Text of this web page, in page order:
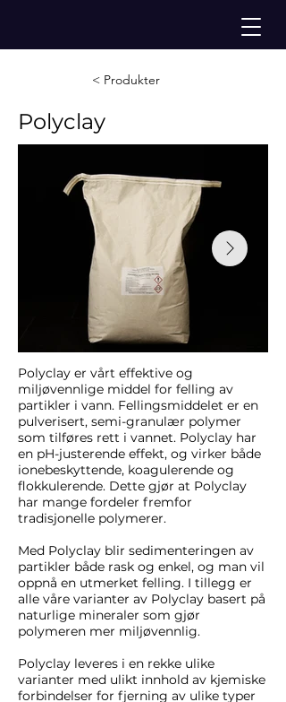
< Produkter
Polyclay
Polyclay er vårt effektive og
miljøvennlige middel for felling av
partikler i vann. Fellingsmiddelet er en
pulverisert, semi-granulær polymer
som tilføres rett i vannet. Polyclay har
en pH-justerende effekt, og virker både
ionebeskyttende, koagulerende og
flokkulerende. Dette gjør at Polyclay
har mange fordeler fremfor
tradisjonelle polymerer.
Med Polyclay blir sedimenteringen av
partikler både rask og enkel, og man vil
oppnå en utmerket felling. I tillegg er
alle våre varianter av Polyclay basert på
naturlige mineraler som gjør
polymeren mer miljøvennlig.
Polyclay leveres i en rekke ulike
varianter med ulikt innhold av kjemiske
forbindelser for fjerning av ulike typer